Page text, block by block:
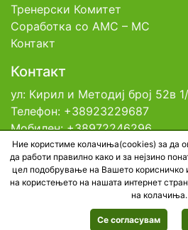
Тренерски Комитет
Соработка со АМС – МС
Контакт
Контакт
ул: Кирил и Методиј број 52в
Телефон: +38923229687
Мобилен: +38972246296
Емаил: contact@tfsm.mk
© 2026 Тениска
Македонија. All rights
Ние користиме колачиња(cookies) за да
да работи правилно како и за нејзино
цел подобрување на Вашето
на користењето на нашата интернет
на колачиња.
Се согласувам